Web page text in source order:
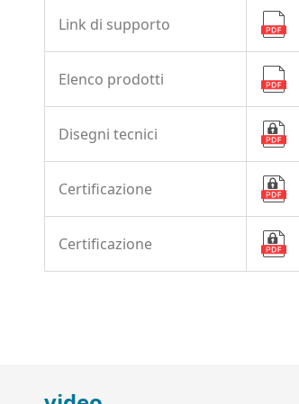
Link di supporto
Elenco prodotti
Disegni tecnici
Certificazione
Certificazione